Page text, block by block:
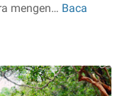
mengen… Baca